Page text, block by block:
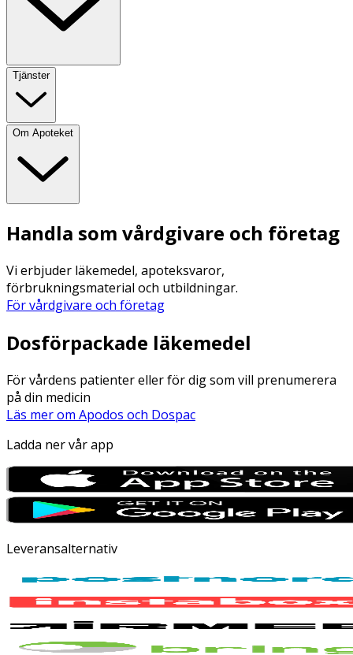
Tjänster
Om Apoteket
Handla som vårdgivare och företag
Vi erbjuder läkemedel, apoteksvaror,
förbrukningsmaterial och utbildningar.
För vårdgivare och företag
Dosförpackade läkemedel
För vårdens patienter eller för dig som vill prenumerera
på din medicin
Läs mer om Apodos och Dospac
Ladda ner vår app
Leveransalternativ